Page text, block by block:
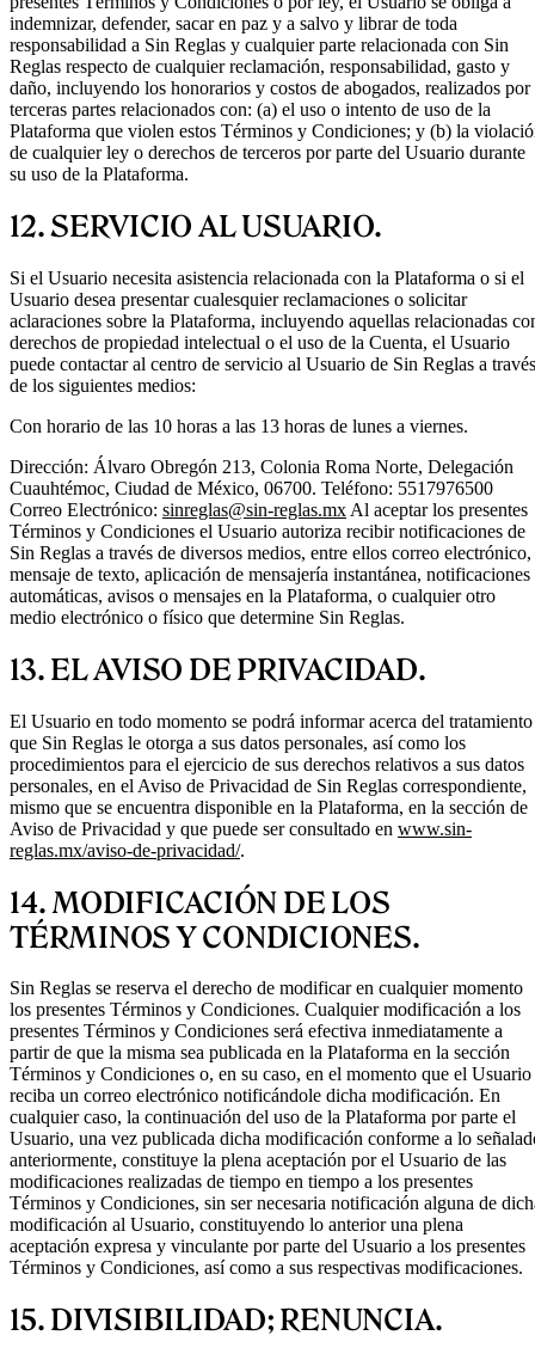
indemnizar, defender, sacar en paz y a salvo y librar de toda
responsabilidad a Sin Reglas y cualquier parte relacionada con Sin
Reglas respecto de cualquier reclamación, responsabilidad, gasto y
daño, incluyendo los honorarios y costos de abogados, realizados por
terceras partes relacionados con: (a) el uso o intento de uso de la
Plataforma que violen estos Términos y Condiciones; y (b) la
de cualquier ley o derechos de terceros por parte del Usuario durante
su uso de la Plataforma.
12. SERVICIO AL USUARIO.
Si el Usuario necesita asistencia relacionada con la Plataforma o si el
Usuario desea presentar cualesquier reclamaciones o solicitar
aclaraciones sobre la Plataforma, incluyendo aquellas relacionadas
derechos de propiedad intelectual o el uso de la Cuenta, el Usuario
puede contactar al centro de servicio al Usuario de Sin Reglas a través
de los siguientes medios:
Con horario de las 10 horas a las 13 horas de lunes a viernes.
Dirección: Álvaro Obregón 213, Colonia Roma Norte, Delegación
Cuauhtémoc, Ciudad de México, 06700. Teléfono: 5517976500
Correo Electrónico: sinreglas@sin-reglas.mx Al aceptar los presentes
Términos y Condiciones el Usuario autoriza recibir notificaciones de
Sin Reglas a través de diversos medios, entre ellos correo electrónico,
mensaje de texto, aplicación de mensajería instantánea, notificaciones
automáticas, avisos o mensajes en la Plataforma, o cualquier otro
medio electrónico o físico que determine Sin Reglas.
13. EL AVISO DE PRIVACIDAD.
El Usuario en todo momento se podrá informar acerca del tratamiento
que Sin Reglas le otorga a sus datos personales, así como los
procedimientos para el ejercicio de sus derechos relativos a sus datos
personales, en el Aviso de Privacidad de Sin Reglas correspondiente,
mismo que se encuentra disponible en la Plataforma, en la sección de
Aviso de Privacidad y que puede ser consultado en www.sin-
reglas.mx/aviso-de-privacidad/.
14. MODIFICACIÓN DE LOS
TÉRMINOS Y CONDICIONES.
Sin Reglas se reserva el derecho de modificar en cualquier momento
los presentes Términos y Condiciones. Cualquier modificación a los
presentes Términos y Condiciones será efectiva inmediatamente a
partir de que la misma sea publicada en la Plataforma en la sección
Términos y Condiciones o, en su caso, en el momento que el Usuario
reciba un correo electrónico notificándole dicha modificación. En
cualquier caso, la continuación del uso de la Plataforma por parte el
Usuario, una vez publicada dicha modificación conforme a lo
anteriormente, constituye la plena aceptación por el Usuario de las
modificaciones realizadas de tiempo en tiempo a los presentes
Términos y Condiciones, sin ser necesaria notificación alguna de
modificación al Usuario, constituyendo lo anterior una plena
aceptación expresa y vinculante por parte del Usuario a los presentes
Términos y Condiciones, así como a sus respectivas modificaciones.
15. DIVISIBILIDAD; RENUNCIA.